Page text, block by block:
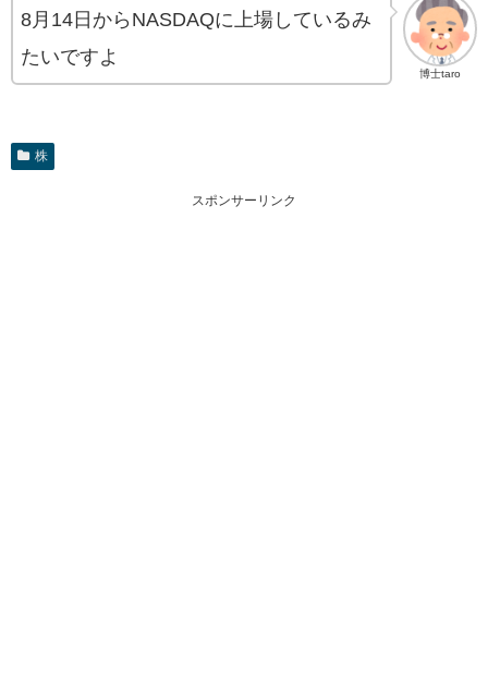
博士taro
8月14日からNASDAQに上場しているみ
たいですよ
株
スポンサーリンク